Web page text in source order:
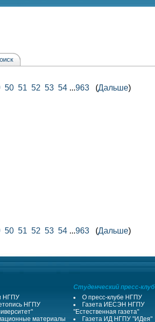
50 51 52 53 54...963(Дальше)
50 51 52 53 54...963(Дальше)
Студенческий пресс-клуб
НГПУ
НГПУ
материалы
О пресс-клубе НГПУ
Газета ИЕСЭН НГПУ
"Естественная газета"
Газета ИД НГПУ "ИДея"